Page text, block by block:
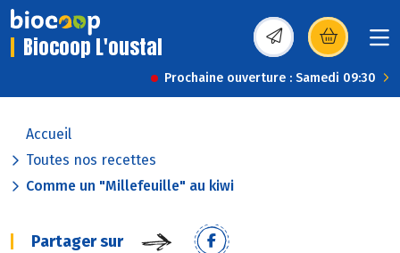
Biocoop L'oustal (s’ouvre dans une
Prochaine ouverture : Samedi 09:30
Accueil
Toutes nos recettes
Comme un "Millefeuille" au kiwi
Partager sur